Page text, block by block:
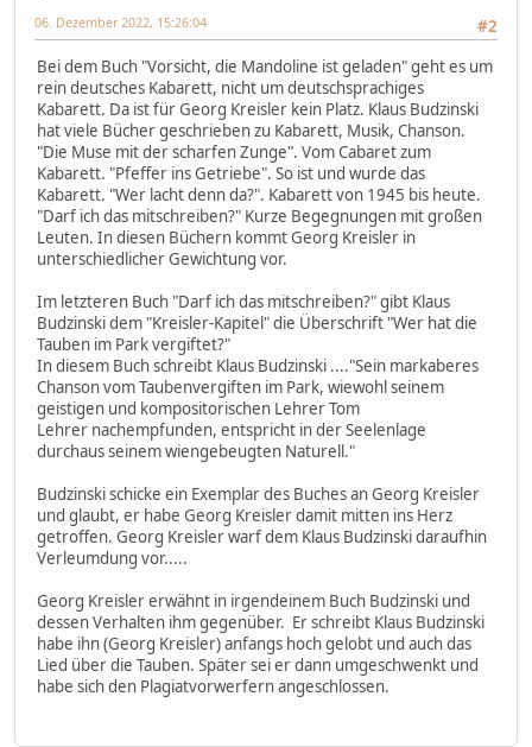
#2
06. Dezember 2022, 15:26:04
Bei dem Buch "Vorsicht, die Mandoline ist geladen" geht es um
rein deutsches Kabarett, nicht um deutschsprachiges
Kabarett. Da ist für Georg Kreisler kein Platz. Klaus Budzinski
hat viele Bücher geschrieben zu Kabarett, Musik, Chanson.
"Die Muse mit der scharfen Zunge". Vom Cabaret zum
Kabarett. "Pfeffer ins Getriebe". So ist und wurde das
Kabarett. "Wer lacht denn da?". Kabarett von 1945 bis heute.
"Darf ich das mitschreiben?" Kurze Begegnungen mit großen
Leuten. In diesen Büchern kommt Georg Kreisler in
unterschiedlicher Gewichtung vor.
Im letzteren Buch "Darf ich das mitschreiben?" gibt Klaus
Budzinski dem "Kreisler-Kapitel" die Überschrift "Wer hat die
Tauben im Park vergiftet?"
In diesem Buch schreibt Klaus Budzinski ...."Sein markaberes
Chanson vom Taubenvergiften im Park, wiewohl seinem
geistigen und kompositorischen Lehrer Tom
Lehrer nachempfunden, entspricht in der Seelenlage
durchaus seinem wiengebeugten Naturell."
Budzinski schicke ein Exemplar des Buches an Georg Kreisler
und glaubt, er habe Georg Kreisler damit mitten ins Herz
getroffen. Georg Kreisler warf dem Klaus Budzinski daraufhin
Verleumdung vor.....
Georg Kreisler erwähnt in irgendeinem Buch Budzinski und
dessen Verhalten ihm gegenüber. Er schreibt Klaus Budzinski
habe ihn (Georg Kreisler) anfangs hoch gelobt und auch das
Lied über die Tauben. Später sei er dann umgeschwenkt und
habe sich den Plagiatvorwerfern angeschlossen.